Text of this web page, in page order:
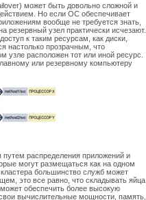
может быть довольно сложной и
Но если ОС обеспечивает
вообще не требуется знать,
резервный узел практически исчезают.
к таким ресурсам, как диски,
настолько прозрачным, что
узле расположен тот или иной ресурс.
или резервному компьютеру
распределения приложений и
могут размещаться как на одном
большинство служб может
это все равно, что складывать яйца
обеспечить более высокую
вычислительные мощности, память,